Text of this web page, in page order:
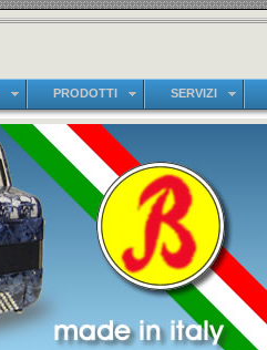
PRODOTTI SERVIZI